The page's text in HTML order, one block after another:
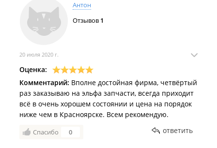
Антон
Отзывов 1
20 июля 2020 г.
Оценка:
Комментарий: Вполне достойная фирма, четвёртый
раз заказываю на эльфа запчасти, всегда приходит
всё в очень хорошем состоянии и цена на порядок
ниже чем в Красноярске. Всем рекомендую.
Спасибо 0 ответить